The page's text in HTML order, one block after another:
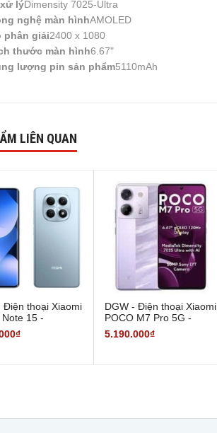
lýDimensity 7025-Ultra
nghệ màn hìnhAMOLED
phân giải2400 x 1080
thước màn hình6.67"
lượng pin sản phẩm5110mAh
LIÊN QUAN
Điện thoại Xiaomi
Note 15 -
- Hàng
DGW - Điện thoại Xiaomi
POCO M7 Pro 5G -
8/256GB - Hàng Chính
Hãng
5.190.000₫